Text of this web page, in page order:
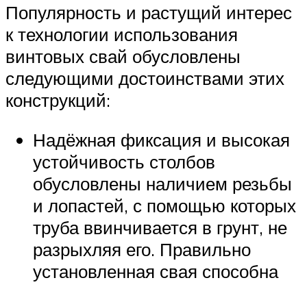
Популярность и растущий интерес
к технологии использования
винтовых свай обусловлены
следующими достоинствами этих
конструкций:
Надёжная фиксация и высокая
устойчивость столбов
обусловлены наличием резьбы
и лопастей, с помощью которых
труба ввинчивается в грунт, не
разрыхляя его. Правильно
установленная свая способна